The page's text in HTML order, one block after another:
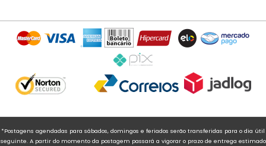
*Postagens agendadas para sábados, domingos e feriados serão transferidas para o dia útil
seguinte. A partir do momento da postagem passará a vigorar o prazo de entrega estimado